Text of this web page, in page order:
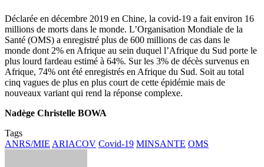
Déclarée en décembre 2019 en Chine, la covid-19 a fait environ 16
millions de morts dans le monde. L’Organisation Mondiale de la
Santé (OMS) a enregistré plus de 600 millions de cas dans le
monde dont 2% en Afrique au sein duquel l’Afrique du Sud porte le
plus lourd fardeau estimé à 64%. Sur les 3% de décès survenus en
Afrique, 74% ont été enregistrés en Afrique du Sud. Soit au total
cinq vagues de plus en plus court de cette épidémie mais de
nouveaux variant qui rend la réponse complexe.
Nadège Christelle BOWA
Tags
ANRS/MIE ARIACOV Covid-19 MINSANTE OMS